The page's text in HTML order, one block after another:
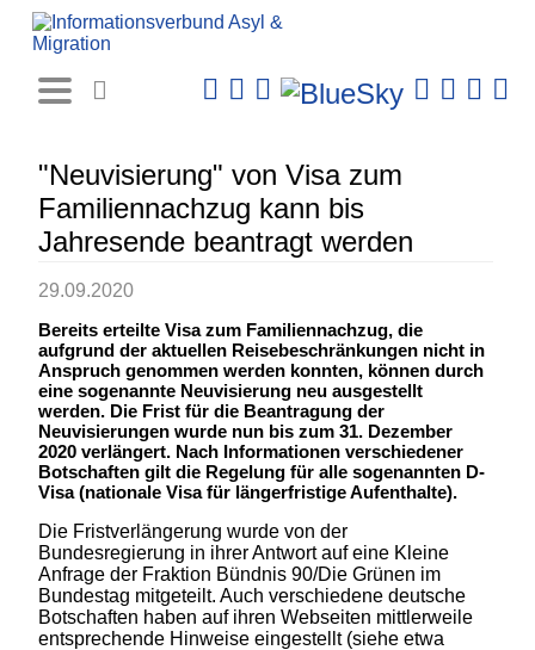
"Neuvisierung" von Visa zum
Familiennachzug kann bis
Jahresende beantragt werden
29.09.2020
Bereits erteilte Visa zum Familiennachzug, die
aufgrund der aktuellen Reisebeschränkungen nicht in
Anspruch genommen werden konnten, können durch
eine sogenannte Neuvisierung neu ausgestellt
werden. Die Frist für die Beantragung der
Neuvisierungen wurde nun bis zum 31. Dezember
2020 verlängert. Nach Informationen verschiedener
Botschaften gilt die Regelung für alle sogenannten D-
Visa (nationale Visa für längerfristige Aufenthalte).
Die Fristverlängerung wurde von der
Bundesregierung in ihrer Antwort auf eine Kleine
Anfrage der Fraktion Bündnis 90/Die Grünen im
Bundestag mitgeteilt. Auch verschiedene deutsche
Botschaften haben auf ihren Webseiten mittlerweile
entsprechende Hinweise eingestellt (siehe etwa